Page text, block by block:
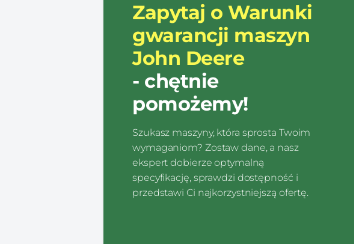
Zapytaj o Warunki
gwarancji maszyn
John Deere
- chętnie
pomożemy!
Szukasz maszyny, która sprosta Twoim
wymaganiom? Zostaw dane, a nasz
ekspert dobierze optymalną
specyfikację, sprawdzi dostępność i
przedstawi Ci najkorzystniejszą ofertę.